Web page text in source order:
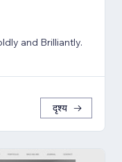
and Brilliantly.
दृश्य